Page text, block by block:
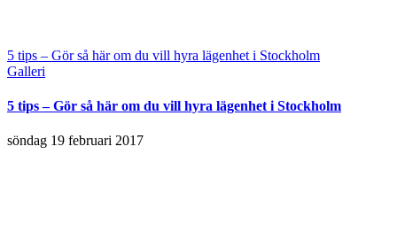
5 tips – Gör så här om du vill hyra lägenhet i Stockholm
Galleri
5 tips – Gör så här om du vill hyra lägenhet i Stockholm
söndag 19 februari 2017